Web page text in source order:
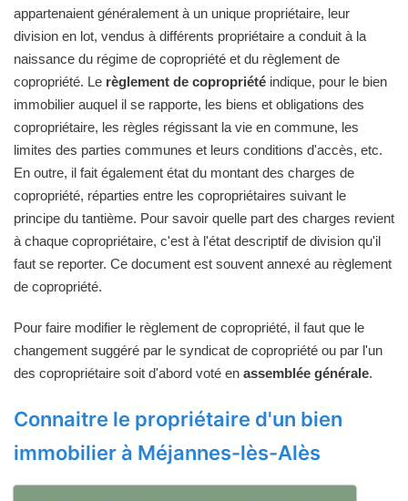
appartenaient généralement à un unique propriétaire, leur
division en lot, vendus à différents propriétaire a conduit à la
naissance du régime de copropriété et du règlement de
copropriété. Le règlement de copropriété indique, pour le bien
immobilier auquel il se rapporte, les biens et obligations des
copropriétaire, les règles régissant la vie en commune, les
limites des parties communes et leurs conditions d'accès, etc.
En outre, il fait également état du montant des charges de
copropriété, réparties entre les copropriétaires suivant le
principe du tantième. Pour savoir quelle part des charges revient
à chaque copropriétaire, c'est à l'état descriptif de division qu'il
faut se reporter. Ce document est souvent annexé au règlement
de copropriété.
Pour faire modifier le règlement de copropriété, il faut que le
changement suggéré par le syndicat de copropriété ou par l'un
des copropriétaire soit d'abord voté en assemblée générale.
Connaitre le propriétaire d'un bien
immobilier à Méjannes-lès-Alès